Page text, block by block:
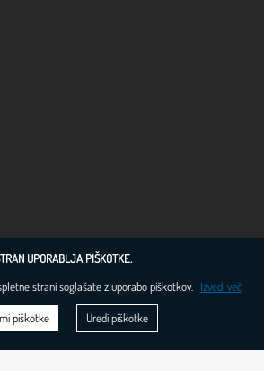
Razvoj rešitve bplanet d.o.o.
UPORABLJA PIŠKOTKE.
strani soglašate z uporabo piškotkov.
Izvedi več
piškotke Uredi piškotke